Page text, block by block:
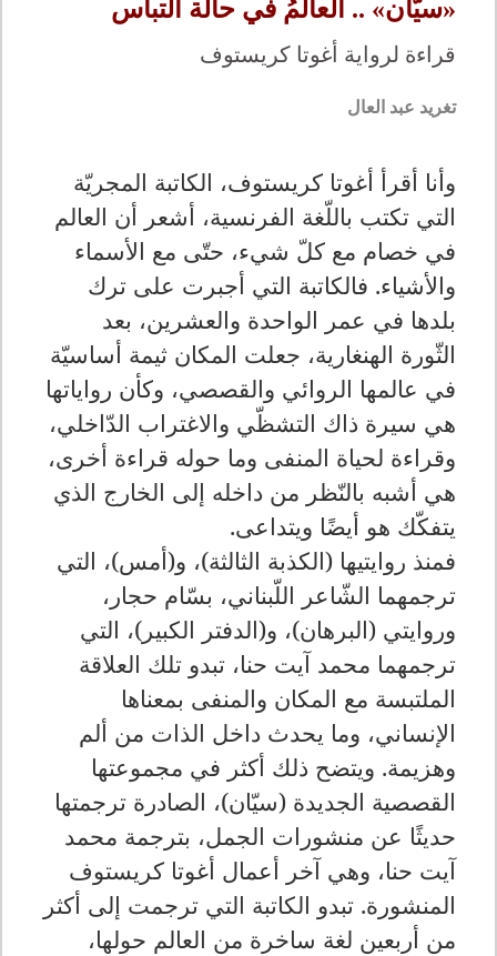
«سيّان» .. العالمُ في حالة التباس
قراءة لرواية أغوتا كريستوف
تغريد عبد العال
وأنا أقرأ أغوتا كريستوف، الكاتبة المجريّة
التي تكتب باللّغة الفرنسية، أشعر أن العالم
في خصام مع كلّ شيء، حتّى مع الأسماء
والأشياء. فالكاتبة التي أجبرت على ترك
بلدها في عمر الواحدة والعشرين، بعد
الثّورة الهنغارية، جعلت المكان ثيمة أساسيّة
في عالمها الروائي والقصصي، وكأن رواياتها
هي سيرة ذاك التشظّي والاغتراب الدّاخلي،
وقراءة لحياة المنفى وما حوله قراءة أخرى،
هي أشبه بالنّظر من داخله إلى الخارج الذي
يتفكّك هو أيضًا ويتداعى.
فمنذ روايتيها (الكذبة الثالثة)، و(أمس)، التي
ترجمهما الشّاعر اللّبناني، بسّام حجار،
وروايتي (البرهان)، و(الدفتر الكبير)، التي
ترجمهما محمد آيت حنا، تبدو تلك العلاقة
الملتبسة مع المكان والمنفى بمعناها
الإنساني، وما يحدث داخل الذات من ألم
وهزيمة. ويتضح ذلك أكثر في مجموعتها
القصصية الجديدة (سيّان)، الصادرة ترجمتها
حديثًا عن منشورات الجمل، بترجمة محمد
آيت حنا، وهي آخر أعمال أغوتا كريستوف
المنشورة. تبدو الكاتبة التي ترجمت إلى أكثر
من أربعين لغة ساخرة من العالم حولها،